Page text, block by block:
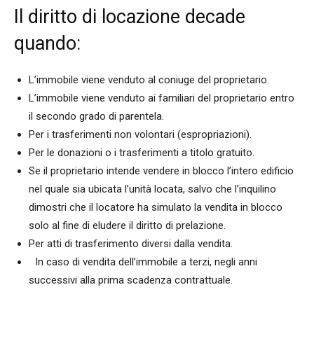
Il diritto di locazione decade
quando:
L’immobile viene venduto al coniuge del proprietario.
L’immobile viene venduto ai familiari del proprietario entro
il secondo grado di parentela.
Per i trasferimenti non volontari (espropriazioni).
Per le donazioni o i trasferimenti a titolo gratuito.
Se il proprietario intende vendere in blocco l’intero edificio
nel quale sia ubicata l’unità locata, salvo che l’inquilino
dimostri che il locatore ha simulato la vendita in blocco
solo al fine di eludere il diritto di prelazione.
Per atti di trasferimento diversi dalla vendita.
In caso di vendita dell’immobile a terzi, negli anni
successivi alla prima scadenza contrattuale.